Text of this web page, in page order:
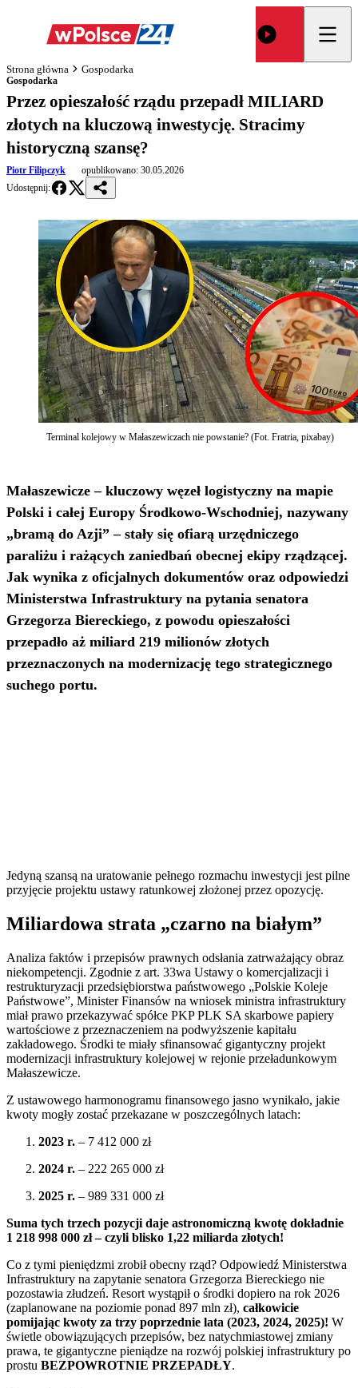
Strona główna Gospodarka
Gospodarka
Przez opieszałość rządu przepadł MILIARD
złotych na kluczową inwestycję. Stracimy
historyczną szansę?
Piotr Filipczyk opublikowano: 30.05.2026
Udostępnij:
Terminal kolejowy w Małaszewiczach nie powstanie? (Fot. Fratria, pixabay)
Małaszewicze – kluczowy węzeł logistyczny na mapie
Polski i całej Europy Środkowo-Wschodniej, nazywany
„bramą do Azji” – stały się ofiarą urzędniczego
paraliżu i rażących zaniedbań obecnej ekipy rządzącej.
Jak wynika z oficjalnych dokumentów oraz odpowiedzi
Ministerstwa Infrastruktury na pytania senatora
Grzegorza Biereckiego, z powodu opieszałości
przepadło aż miliard 219 milionów złotych
przeznaczonych na modernizację tego strategicznego
suchego portu.
Jedyną szansą na uratowanie pełnego rozmachu inwestycji jest pilne
przyjęcie projektu ustawy ratunkowej złożonej przez opozycję.
Miliardowa strata „czarno na białym”
Analiza faktów i przepisów prawnych odsłania zatrważający obraz
niekompetencji. Zgodnie z art. 33wa Ustawy o komercjalizacji i
restrukturyzacji przedsiębiorstwa państwowego „Polskie Koleje
Państwowe”, Minister Finansów na wniosek ministra infrastruktury
miał prawo przekazywać spółce PKP PLK SA skarbowe papiery
wartościowe z przeznaczeniem na podwyższenie kapitału
zakładowego. Środki te miały sfinansować gigantyczny projekt
modernizacji infrastruktury kolejowej w rejonie przeładunkowym
Małaszewicze.
Z ustawowego harmonogramu finansowego jasno wynikało, jakie
kwoty mogły zostać przekazane w poszczególnych latach:
2023 r. – 7 412 000 zł
2024 r. – 222 265 000 zł
2025 r. – 989 331 000 zł
Suma tych trzech pozycji daje astronomiczną kwotę dokładnie
1 218 998 000 zł – czyli blisko 1,22 miliarda złotych!
Co z tymi pieniędzmi zrobił obecny rząd? Odpowiedź Ministerstwa
Infrastruktury na zapytanie senatora Grzegorza Biereckiego nie
pozostawia złudzeń. Resort wystąpił o środki dopiero na rok 2026
(zaplanowane na poziomie ponad 897 mln zł), całkowicie
pomijając kwoty za trzy poprzednie lata (2023, 2024, 2025)! W
świetle obowiązujących przepisów, bez natychmiastowej zmiany
prawa, te gigantyczne pieniądze na rozwój polskiej infrastruktury po
prostu BEZPOWROTNIE PRZEPADŁY.